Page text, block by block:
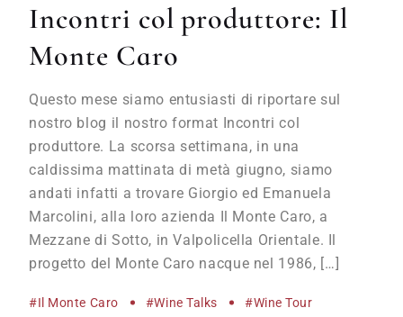
Incontri col produttore: Il
Monte Caro
Questo mese siamo entusiasti di riportare sul
nostro blog il nostro format Incontri col
produttore. La scorsa settimana, in una
caldissima mattinata di metà giugno, siamo
andati infatti a trovare Giorgio ed Emanuela
Marcolini, alla loro azienda Il Monte Caro, a
Mezzane di Sotto, in Valpolicella Orientale. Il
progetto del Monte Caro nacque nel 1986, […]
#Il Monte Caro #wine Talks #Wine Tour